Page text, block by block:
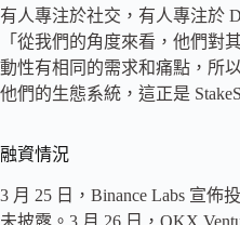
有人專注於社交，有人專注於
「從我們的角度來看，他們對
動性有相同的需求和痛點，所
他們的生態系統，這正是
融資情況
3 月 25 日，Binance Labs 宣佈